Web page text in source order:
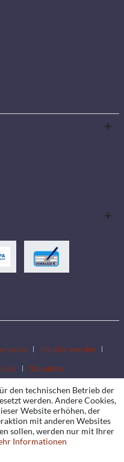
Händler werden
Jobs Standorte
den technischen Betrieb der
werden. Andere Cookies,
Website erhöhen, der
mit anderen Websites
sollen, werden nur mit Ihrer
Informationen